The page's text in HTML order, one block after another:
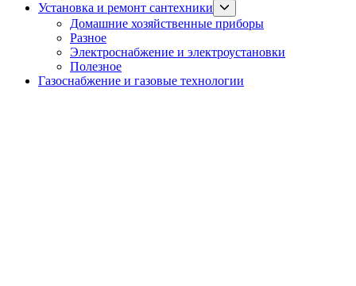
Установка и ремонт сантехники
sub
menu
Домашние хозяйственные приборы
Разное
Электроснабжение и электроустановки
Полезное
Газоснабжение и газовые технологии